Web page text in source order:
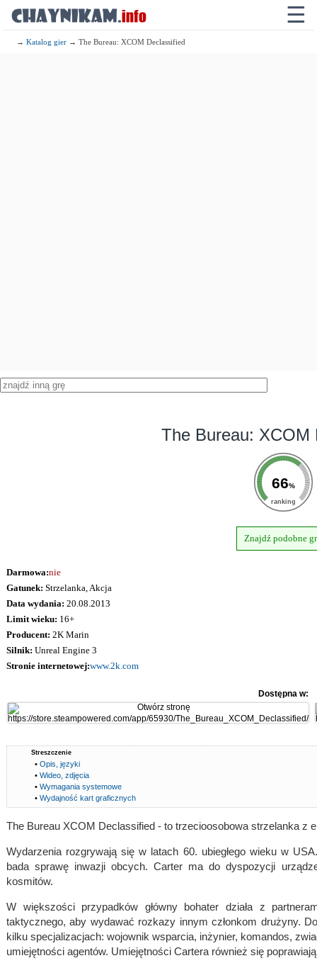
☰
→Katalog gier → The Bureau: XCOM Declassified
The Bureau: XCOM
66%
ranking
Znajdź podobne
Darmowa:nie
Gatunek: Strzelanka, Akcja
Data wydania: 20.08.2013
Limit wieku: 16+
Producent: 2K Marin
Silnik: Unreal Engine 3
Stronie internetowej:www.2k.com
Dostępna w:
Streszczenie
•Opis, języki
•Wideo, zdjęcia
•Wymagania systemowe
•Wydajność kart graficznych
The Bureau XCOM Declassified - to trzecioosobowa strzelanka z
Wydarzenia rozgrywają się w latach 60. ubiegłego wieku w
bada sprawę inwazji obcych. Carter ma do dyspozycji
kosmitów.
W większości przypadków główny bohater działa z
taktycznego, aby wydawać rozkazy innym członkom drużyny.
kilku specjalizacjach: wojownik wsparcia, inżynier, komandos,
umiejętności agentów. Umiejętności Cartera również się